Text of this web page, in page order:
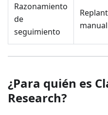
Razonamiento
de
seguimiento
manual
¿Para quién es
Research?